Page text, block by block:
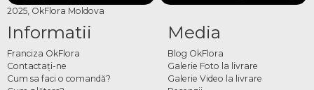
2025, OkFlora Moldova
Informatii
Franciza OkFlora
Contactaţi-ne
Cum sa faci o comandă?
Media
Blog OkFlora
Galerie Foto la livrare
Galerie Video la livrare